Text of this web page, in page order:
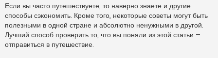
Если вы часто путешествуете, то наверно знаете и другие
способы сэкономить. Кроме того, некоторые советы могут быть
полезными в одной стране и абсолютно ненужными в другой.
Лучший способ проверить то, что вы поняли из этой статьи –
отправиться в путешествие.